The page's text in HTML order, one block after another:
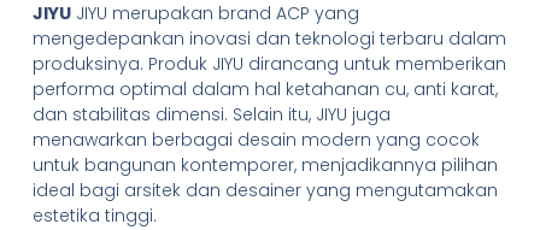
JIYUJIYU merupakan brand ACP yang
mengedepankan inovasi dan teknologi terbaru dalam
produksinya. Produk JIYU dirancang untuk memberikan
performa optimal dalam hal ketahanan cu, anti karat,
dan stabilitas dimensi. Selain itu, JIYU juga
menawarkan berbagai desain modern yang cocok
untuk bangunan kontemporer, menjadikannya pilihan
ideal bagi arsitek dan desainer yang mengutamakan
estetika tinggi.